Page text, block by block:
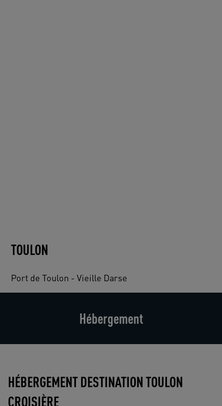
TOULON
Port de Toulon - Vieille Darse
Hébergement
HÉBERGEMENT DESTINATION TOULON
CROISIÈRE